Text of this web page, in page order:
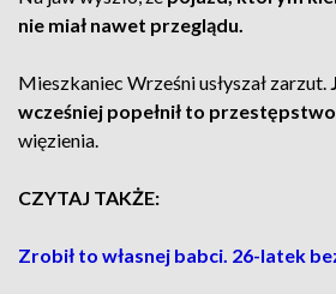
nie miał nawet przeglądu.
Mieszkaniec Wrześni usłyszał zarzut.
wcześniej popełnił to przestępstwo
więzienia.
CZYTAJ TAKŻE:
Zrobił to własnej babci. 26-latek